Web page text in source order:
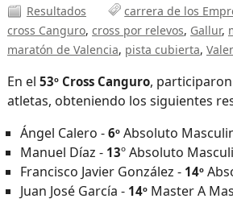
Resultados
carrera de los
cross Canguro cross por relevos Gallur
maratón de Valencia pista cubierta
En el 53º Cross Canguro,
atletas, obteniendo los siguientes
Ángel Calero -6ºAbsoluto
Manuel Díaz - 13º Absoluto
Francisco Javier González - 14º
Juan José García - 14ºMaster A